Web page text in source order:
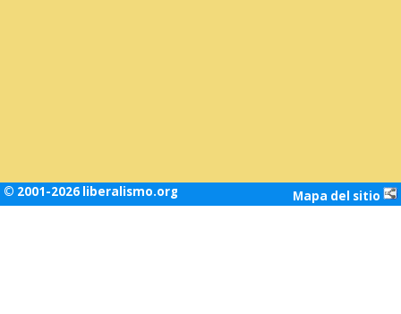
© 2001-2026 liberalismo.org Mapa del sitio